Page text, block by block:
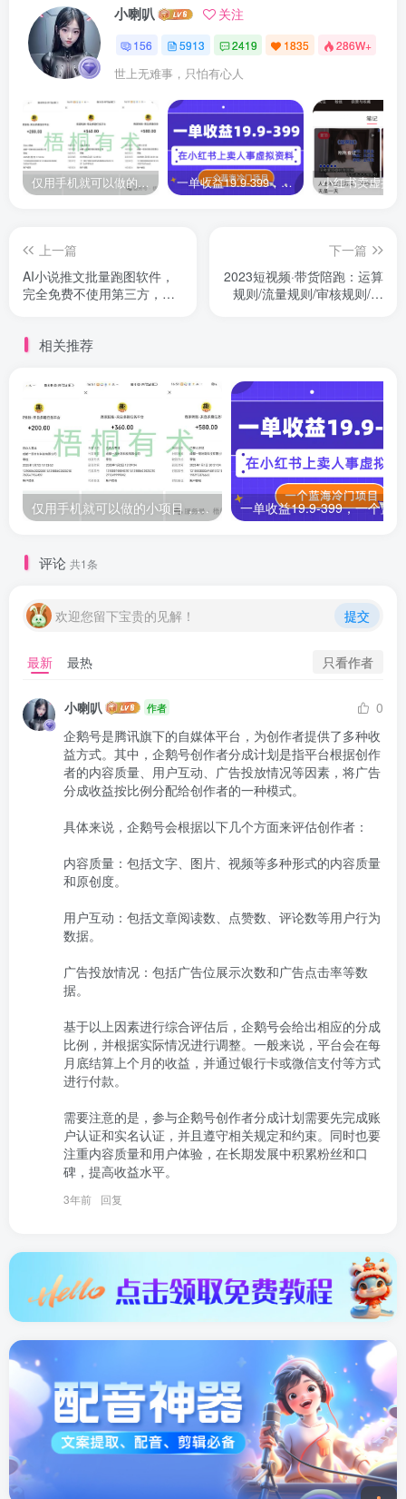
小喇叭 关注
156 5913 2419 1835 286W+
世上无难事，只怕有心人
仅用手机就可以做的小项目，当天就能见钱，每天100-300 一单收益19.9-399，一个蓝海冷门项目，在小红书上卖人事虚拟资料
上一篇
AI小说推文批量跑图软件，
完全免费不使用第三方，月
下一篇
2023短视频·带货陪跑：运算
规则/流量规则/审核规则/雷
相关推荐
仅用手机就可以做的小项目，当天就能见钱，每天100-300
评论 共1条
欢迎您留下宝贵的见解！ 提交
最新 最热 只看作者
小喇叭 作者
0
企鹅号是腾讯旗下的自媒体平台，为创作者提供了多种收
益方式。其中，企鹅号创作者分成计划是指平台根据创作
者的内容质量、用户互动、广告投放情况等因素，将广告
分成收益按比例分配给创作者的一种模式。
具体来说，企鹅号会根据以下几个方面来评估创作者：
内容质量：包括文字、图片、视频等多种形式的内容质量
和原创度。
用户互动：包括文章阅读数、点赞数、评论数等用户行为
数据。
广告投放情况：包括广告位展示次数和广告点击率等数
据。
基于以上因素进行综合评估后，企鹅号会给出相应的分成
比例，并根据实际情况进行调整。一般来说，平台会在每
月底结算上个月的收益，并通过银行卡或微信支付等方式
进行付款。
需要注意的是，参与企鹅号创作者分成计划需要先完成账
户认证和实名认证，并且遵守相关规定和约束。同时也要
注重内容质量和用户体验，在长期发展中积累粉丝和口
碑，提高收益水平。
3年前 回复